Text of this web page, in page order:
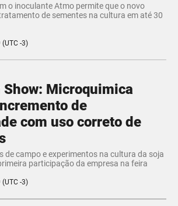
o inoculante Atmo permite que o novo
de sementes na cultura em até 30
-3)
Show: Microquimica
de
com uso correto de
de campo e experimentos na cultura da soja
participação da empresa na feira
-3)